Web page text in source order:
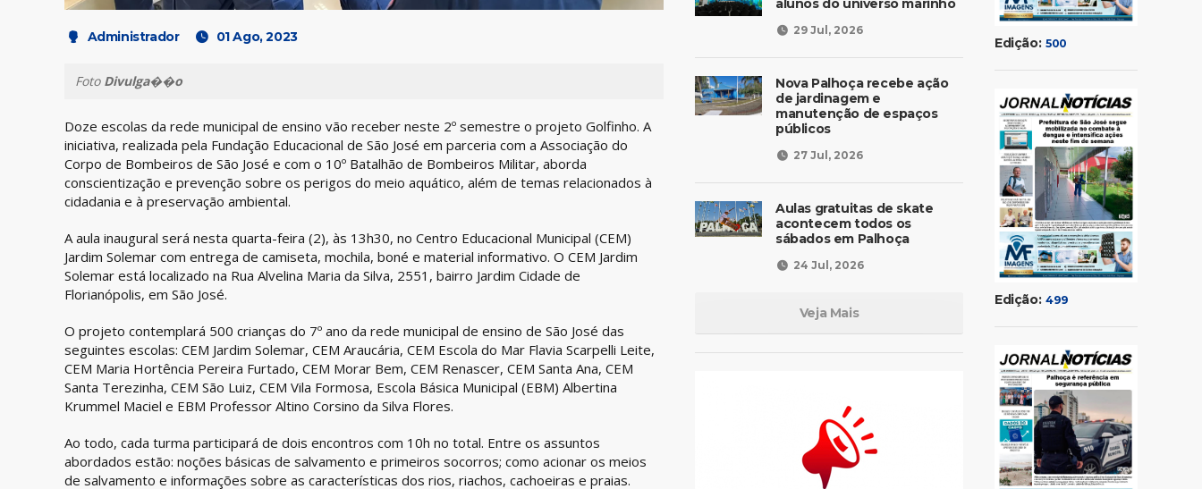
Administrador 01 Ago, 2023
Foto Divulga��o
Doze escolas da rede municipal de ensino vão receber neste 2º semestre o projeto Golfinho. A
iniciativa, realizada pela Fundação Educacional de São José em parceria com a Associação do
Corpo de Bombeiros de São José e com o 10º Batalhão de Bombeiros Militar, aborda
conscientização e prevenção sobre os perigos do meio aquático, além de temas relacionados à
cidadania e à preservação ambiental.
A aula inaugural será nesta quarta-feira (2), às 13h30, no Centro Educacional Municipal (CEM)
Jardim Solemar com entrega de camiseta, mochila, boné e material informativo. O CEM Jardim
Solemar está localizado na Rua Alvelina Maria da Silva, 2551, bairro Jardim Cidade de
Florianópolis, em São José.
O projeto contemplará 500 crianças do 7º ano da rede municipal de ensino de São José das
seguintes escolas: CEM Jardim Solemar, CEM Araucária, CEM Escola do Mar Flavia Scarpelli Leite,
CEM Maria Hortência Pereira Furtado, CEM Morar Bem, CEM Renascer, CEM Santa Ana, CEM
Santa Terezinha, CEM São Luiz, CEM Vila Formosa, Escola Básica Municipal (EBM) Albertina
Krummel Maciel e EBM Professor Altino Corsino da Silva Flores.
Ao todo, cada turma participará de dois encontros com 10h no total. Entre os assuntos
abordados estão: noções básicas de salvamento e primeiros socorros; como acionar os meios
de salvamento e informações sobre as características dos rios, riachos, cachoeiras e praias.
alunos do universo marinho
29 Jul, 2026
Nova Palhoça recebe ação
de jardinagem e
manutenção de espaços
públicos
27 Jul, 2026
Aulas gratuitas de skate
acontecem todos os
sábados em Palhoça
24 Jul, 2026
Veja Mais
Edição: 500
Edição: 499